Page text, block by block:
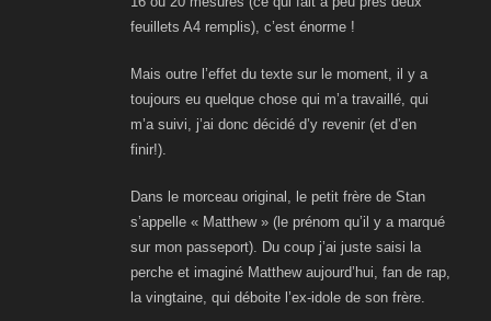
feuillets A4 remplis), c’est énorme !
Mais outre l’effet du texte sur le moment, il y a
toujours eu quelque chose qui m’a travaillé, qui
m’a suivi, j’ai donc décidé d’y revenir (et d’en
finir!).
Dans le morceau original, le petit frère de Stan
s’appelle « Matthew » (le prénom qu’il y a marqué
sur mon passeport). Du coup j’ai juste saisi la
perche et imaginé Matthew aujourd’hui, fan de rap,
la vingtaine, qui déboite l’ex-idole de son frère.